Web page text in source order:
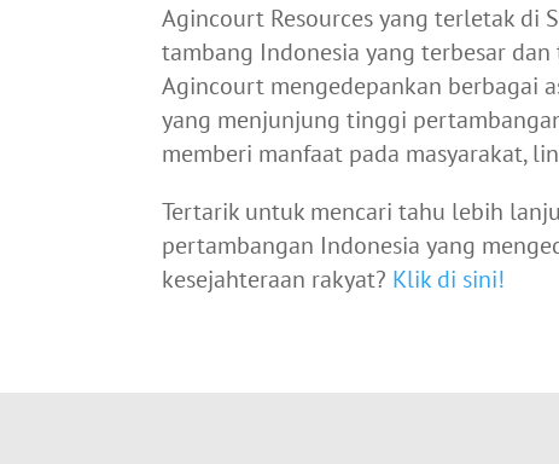
Agincourt Resources yang terletak di
tambang Indonesia yang terbesar
Agincourt mengedepankan berbagai
yang menjunjung tinggi
memberi manfaat pada masyarakat,
Tertarik untuk mencari tahu lebih
pertambangan Indonesia yang
kesejahteraan rakyat? Klik di sini!